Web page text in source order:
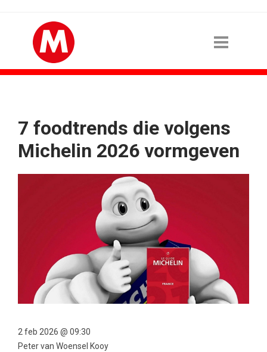
7 foodtrends die volgens
Michelin 2026 vormgeven
2 feb 2026 @ 09:30
Peter van Woensel Kooy